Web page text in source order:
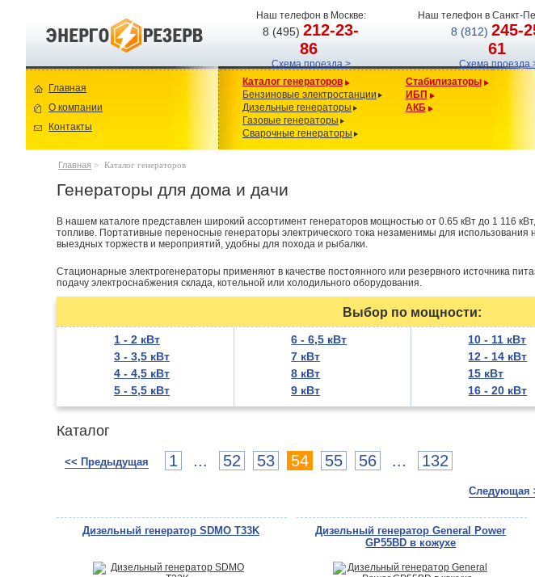
Наш телефон в Москве:
8 (495)212-23-
86
Схема проезда >
Наш телефон в Санкт-
8 (812) 245-
61
Схема проезда
Главная
О компании
Контакты
Каталог генераторов
Бензиновые электростанции
Дизельные генераторы
Газовые генераторы
Сварочные генераторы
Стабилизаторы
ИБП
АКБ
Главная > Каталог генераторов
Генераторы для дома и дачи
В нашем каталоге представлен широкий ассортимент генераторов мощностью от 0.65 кВт до 1 116
топливе. Портативные переносные генераторы электрического тока незаменимы для использования
выездных торжеств и мероприятий, удобны для похода и рыбалки.
Стационарные электрогенераторы применяют в качестве постоянного или резервного источника
подачу электроснабжения склада, котельной или холодильного оборудования.
Выбор по мощности:
1 - 2 кВт
3 - 3,5 кВт
4 - 4,5 кВт
5 - 5,5 кВт
6 - 6,5 кВт
7 кВт
8 кВт
9 кВт
10 - 11 кВт
12 - 14 кВт
15 кВт
16 - 20 кВт
Каталог
<< Предыдущая 1 ... 52 53 54 55 56 ... 132
Следующая
Дизельный генератор SDMO T33K
Дизельный генератор General Power
GP55BD в кожухе